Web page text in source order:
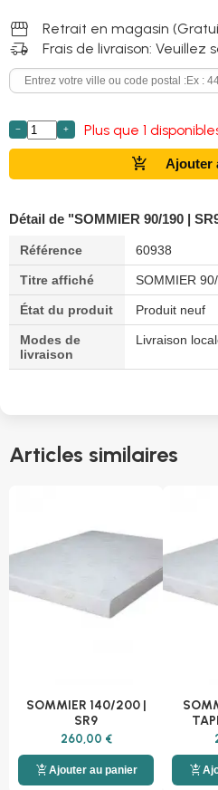
storefront Retrait en magasin
delivery_truck_speed Frais de livraison: Veuillez
− + Plus que 1
add_shopping_cart Ajouter
Détail de "SOMMIER 90/190 |
Référence 60938
Titre affiché SOMMIER
État du produit Produit neuf
Modes de
livraison
Livraison
Articles similaires
SOMMIER 140/200 |
SR9
260,00 €
add_shopping_cartAjouter au panier add_shopping_cart